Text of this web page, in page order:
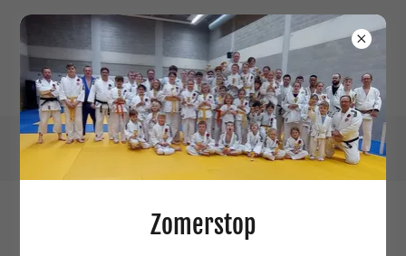
Vlaams kampioenschap Random
Zomerstop